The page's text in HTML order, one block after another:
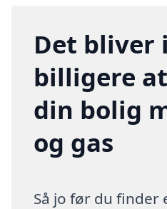
Det bliver
billigere
din bolig
og gas
Så jo før du finder